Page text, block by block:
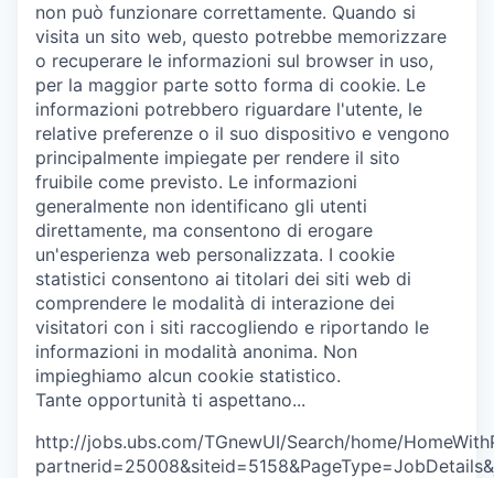
non può funzionare correttamente. Quando si
visita un sito web, questo potrebbe memorizzare
o recuperare le informazioni sul browser in uso,
per la maggior parte sotto forma di cookie. Le
informazioni potrebbero riguardare l'utente, le
relative preferenze o il suo dispositivo e vengono
principalmente impiegate per rendere il sito
fruibile come previsto. Le informazioni
generalmente non identificano gli utenti
direttamente, ma consentono di erogare
un'esperienza web personalizzata. I cookie
statistici consentono ai titolari dei siti web di
comprendere le modalità di interazione dei
visitatori con i siti raccogliendo e riportando le
informazioni in modalità anonima. Non
impieghiamo alcun cookie statistico.
Tante opportunità ti aspettano...
http://jobs.ubs.com/TGnewUI/Search/home/